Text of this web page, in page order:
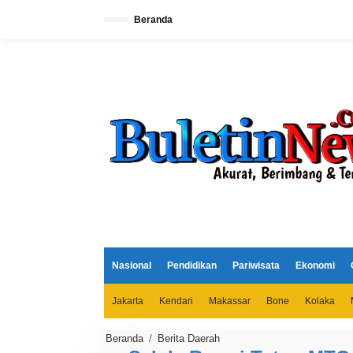
Beranda
Nasional Pendidikan Pariwisata Ekonomi
Jakarta Kendari Makassar Bone Kolaka
Beranda / Berita Daerah